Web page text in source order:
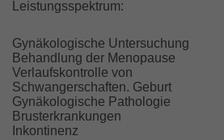
Leistungsspektrum:
Gynäkologische Untersuchung
Behandlung der Menopause
Verlaufskontrolle von
Schwangerschaften. Geburt
Gynäkologische Pathologie
Brusterkrankungen
Inkontinenz